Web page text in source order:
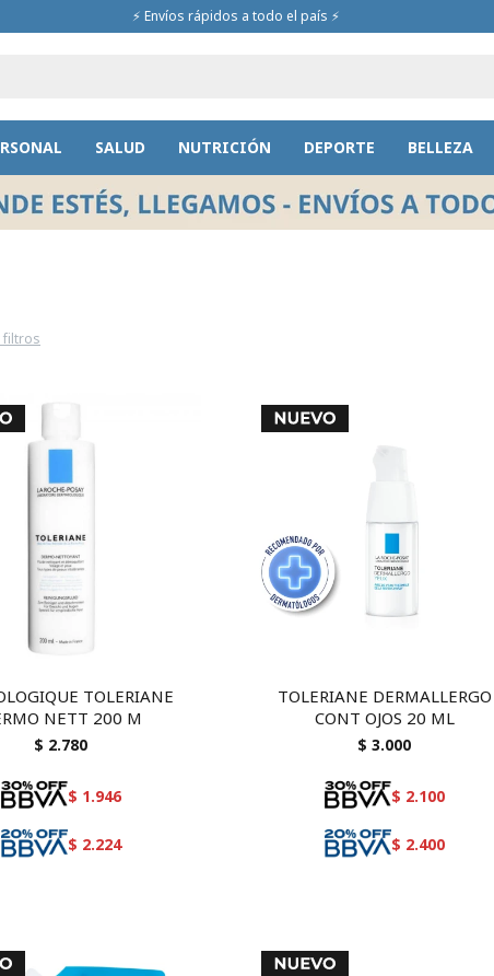
SALUD NUTRICIÓN DEPORTE BELLEZA
⚡ Envíos rápidos a todo el país ⚡
filtros
TOLERIANE
NETT 200 M
$ 2.780
$ 1.946
$ 2.224
TOLERIANE DERMALLERGO
CONT OJOS 20 ML
$ 3.000
$ 2.100
$ 2.400